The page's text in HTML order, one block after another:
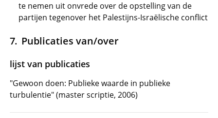
te nemen uit onvrede over de opstelling van de
partijen tegenover het Palestijns-Israëlische conflict
Publicaties van/over
lijst van publicaties
"Gewoon doen: Publieke waarde in publieke
turbulentie" (master scriptie, 2006)